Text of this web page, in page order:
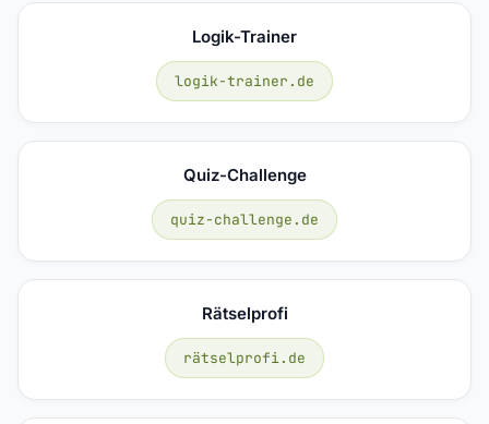
Logik-Trainer
logik-trainer.de
Quiz-Challenge
quiz-challenge.de
Rätselprofi
rätselprofi.de